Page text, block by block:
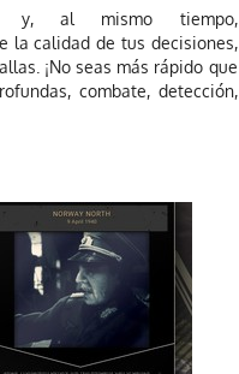
y, al mismo tiempo,
la calidad de tus decisiones,
¡No seas más rápido que
combate, detección,